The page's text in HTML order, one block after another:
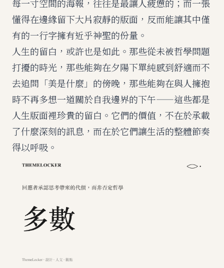
每一寸空間的海報，往往是最讓人疲憊的；而一張
懂得在邊緣留下大片寂靜的版面，反而能讓其中僅
有的一行字擁有近乎神聖的份量。
人生的留白，或許也是如此。那些從未被哲學問題
打擾的時光，那些能夠在夕陽下單純感到舒適而不
去追問「美是什麼」的傍晚，那些能夠在與人擁抱
時不再多想一道關於自我邊界的下午——這些都是
人生版面裡珍貴的留白。它們的價值，不在於承載
了什麼深刻的訊息，而在於它們讓生活的整體節奏
得以呼吸。